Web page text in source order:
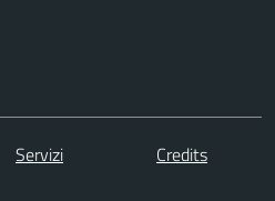
Servizi
Credits